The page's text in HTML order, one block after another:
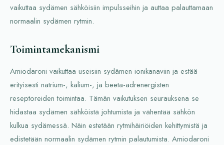
vaikuttaa sydämen sähköisiin impulsseihin ja auttaa palauttamaan
normaalin sydämen rytmin.
Toimintamekanismi
Amiodaroni vaikuttaa useisiin sydämen ionikanaviin ja estää
erityisesti natrium-, kalium-, ja beeta-adrenergisten
reseptoreiden toimintaa. Tämän vaikutuksen seurauksena se
hidastaa sydämen sähköistä johtumista ja vähentää sähkön
kulkua sydämessä. Näin estetään rytmihäiriöiden kehittymistä ja
edistetään normaalin sydämen rytmin palautumista. Amiodaroni